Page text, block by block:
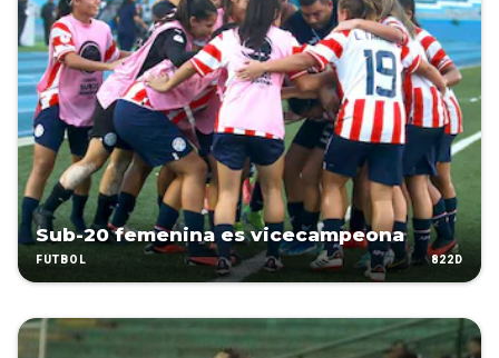
Sub-20 femenina es vicecampeona
FÚTBOL 822D